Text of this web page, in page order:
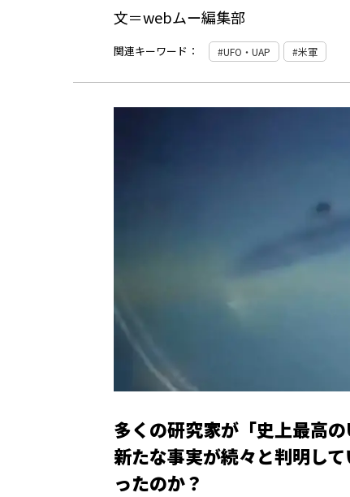
文＝webムー編集部
関連キーワード： UFO・UAP 米軍
多くの研究家が「史上最高
新たな事実が続々と判明して
ったのか？